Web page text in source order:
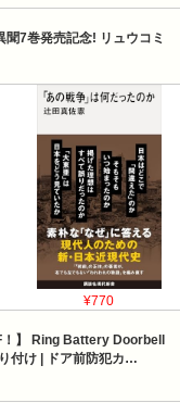
7巻発売記念! リュウコミ
¥770
！】 Ring Battery Doorbell
付け | ドア前防犯カ…